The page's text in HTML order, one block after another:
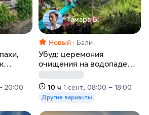
20:00
Тамара Б.
Новый Бали
Убуд: церемония
очищения на водопаде
Таман Бежи Грия, рисовые
террасы, храм Гоа Гаджа
или Лес обезьян
10 ч 1 сент., 08:00 – 18:00
Другие варианты